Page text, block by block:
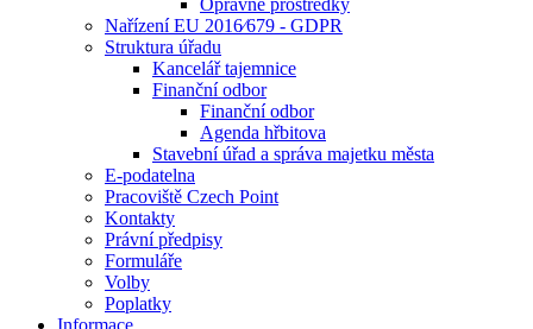
Opravné prostředky
Nařízení EU 2016⁄679 - GDPR
Struktura úřadu
Kancelář tajemnice
Finanční odbor
Finanční odbor
Agenda hřbitova
Stavební úřad a správa majetku města
E-podatelna
Pracoviště Czech Point
Kontakty
Právní předpisy
Formuláře
Volby
Poplatky
Informace